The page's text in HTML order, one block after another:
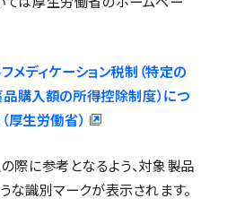
メディケーション税制（特定の
購入額の所得控除制度）につ
厚生労働省）
際に参考となるよう、対象製品
な識別マークが表示されます。